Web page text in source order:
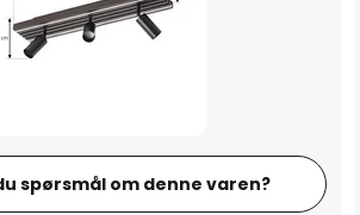
spørsmål om denne varen?